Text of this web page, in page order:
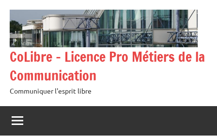
contenu
CoLibre – Licence Pro Métiers de la
Communication
Communiquer l'esprit libre